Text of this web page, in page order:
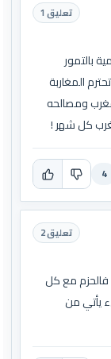
تعليق 1
بالتمور
المغاربة
ومصالحه
كل شهر !
4
تعليق 2
فالحزم مع كل
يأتي من